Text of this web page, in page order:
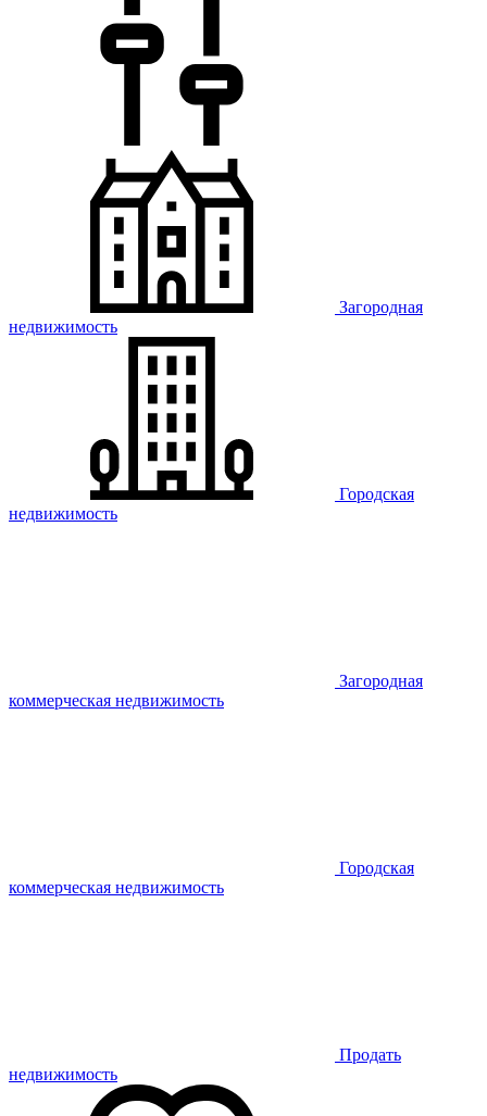
Загородная
недвижимость
Городская
недвижимость
Загородная
коммерческая недвижимость
Городская
коммерческая недвижимость
Продать
недвижимость